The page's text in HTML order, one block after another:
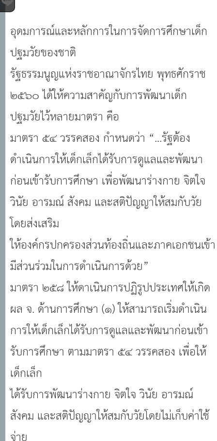
อุดมการณ์และหลักการในการจัดการศึกษาเด็ก
ปฐมวัยของชาติ
รัฐธรรมนูญแห่งราชอาณาจักรไทย พุทธศักราช
๒๕๖๐ ได้ให้ความสาคัญกับการพัฒนาเด็ก
ปฐมวัยไว้หลายมาตรา คือ
มาตรา ๕๔ วรรคสอง กำหนดว่า “...รัฐต้อง
ดำเนินการให้เด็กเล็กได้รับการดูแลและพัฒนา
ก่อนเข้ารับการศึกษา เพื่อพัฒนาร่างกาย จิตใจ
วินัย อารมณ์ สังคม และสติปัญญาให้สมกับวัย
โดยส่งเสริม
ให้องค์กรปกครองส่วนท้องถิ่นและภาคเอกชนเข้า
มีส่วนร่วมในการดำเนินการด้วย”
มาตรา ๒๕๘ ให้ดาเนินการปฏิรูปประเทศให้เกิด
ผล จ. ด้านการศึกษา (๑) ให้สามารถเริ่มดำเนิน
การให้เด็กเล็กได้รับการดูแลและพัฒนาก่อนเข้า
รับการศึกษา ตามมาตรา ๕๔ วรรคสอง เพื่อให้
เด็กเล็ก
ได้รับการพัฒนาร่างกาย จิตใจ วินัย อารมณ์
สังคม และสติปัญญาให้สมกับวัยโดยไม่เก็บค่าใช้